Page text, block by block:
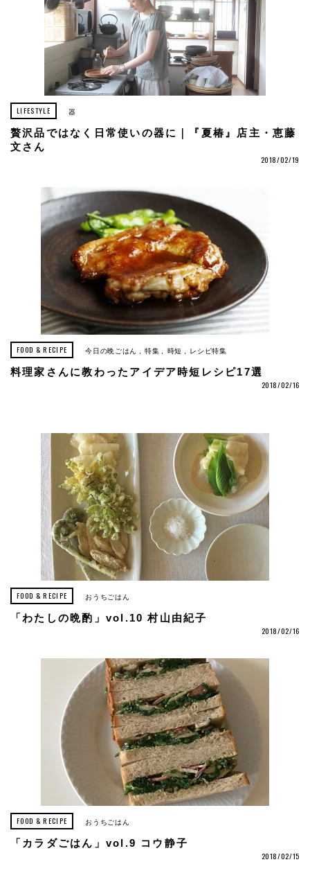
LIFESTYLE 器
贅沢品ではなく日常使いの器に｜『夏椿』店主・恵藤
文さん
2018/02/19
FOOD & RECIPE 今日の晩ごはん 特集 時短 レシピ特集
料理家さんに教わったアイデア時短レシピ17選
2018/02/16
FOOD & RECIPE おうちごはん
「わたしの晩酌」vol.10 村山由紀子
2018/02/16
FOOD & RECIPE おうちごはん
「カラダごはん」vol.9 コウ静子
2018/02/15